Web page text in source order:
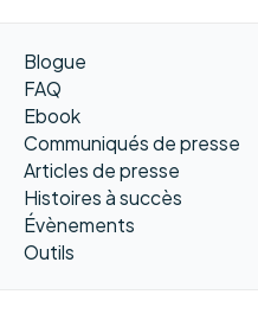
Blogue
FAQ
Ebook
Communiqués de presse
Articles de presse
Histoires à succès
Évènements
Outils